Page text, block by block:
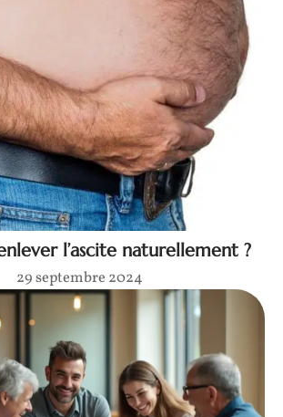
l’ascite naturellement ?
29 septembre 2024